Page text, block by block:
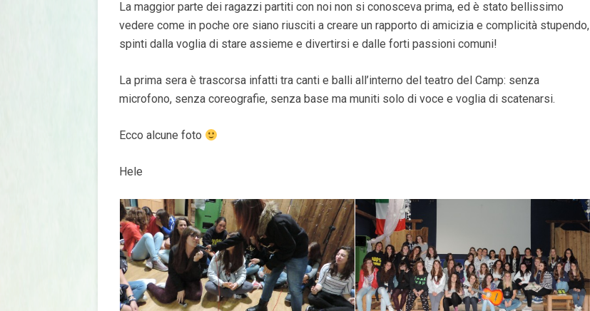
La maggior parte dei ragazzi partiti con noi non si conosceva prima, ed è stato bellissimo
vedere come in poche ore siano riusciti a creare un rapporto di amicizia e complicità stupendo,
spinti dalla voglia di stare assieme e divertirsi e dalle forti passioni comuni!
La prima sera è trascorsa infatti tra canti e balli all’interno del teatro del Camp: senza
microfono, senza coreografie, senza base ma muniti solo di voce e voglia di scatenarsi.
Ecco alcune foto
Hele